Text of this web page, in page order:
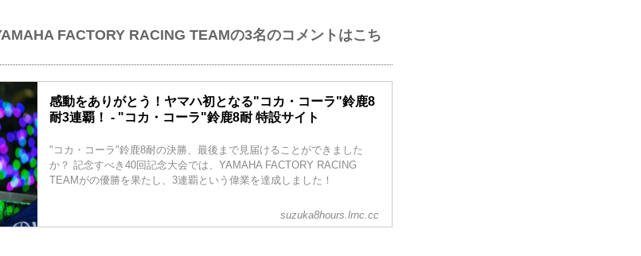
FACTORY RACING TEAMの3名のコメントはこち
感動をありがとう！ヤマハ初となる"コカ・コーラ"鈴鹿8
耐3連覇！ - "コカ・コーラ"鈴鹿8耐 特設サイト
"コカ・コーラ"鈴鹿8耐の決勝、最後まで見届けることができました
か？ 記念すべき40回記念大会では、YAMAHA FACTORY RACING
TEAMがの優勝を果たし、3連覇という偉業を達成しました！
suzuka8hours.lrnc.cc